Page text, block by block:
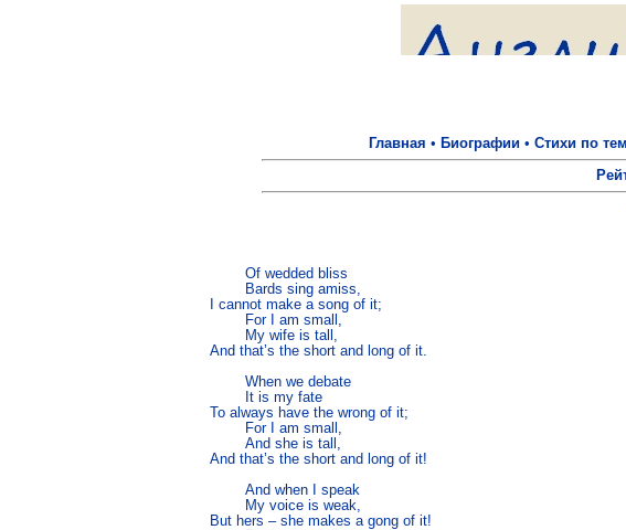
Главная • Биографии• Стихи по
I cannot make a song of it;
And that’s the short and long of it.
To always have the wrong of it;
And that’s the short and long of it!
But hers – she makes a gong of it!